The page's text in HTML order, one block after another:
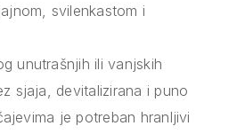
svilenkastom i
unutrašnjih ili vanjskih
sjaja, devitalizirana i puno
je potreban hranljivi